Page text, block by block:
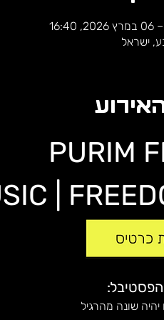
ישראל
PURIM
|
שונה מהרגיל